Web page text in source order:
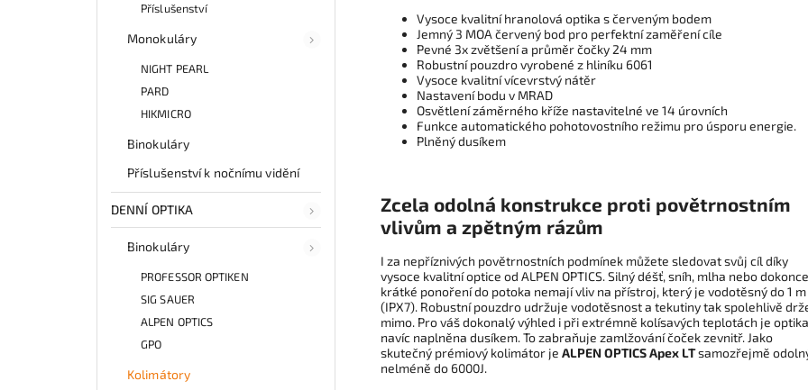
Příslušenství
Monokuláry
NIGHT PEARL
PARD
HIKMICRO
Binokuláry
Příslušenství k nočnímu vidění
DENNÍ OPTIKA
Binokuláry
PROFESSOR OPTIKEN
SIG SAUER
ALPEN OPTICS
GPO
Kolimátory
Vysoce kvalitní hranolová optika s červeným bodem
Jemný 3 MOA červený bod pro perfektní zaměření cíle
Pevné 3x zvětšení a průměr čočky 24 mm
Robustní pouzdro vyrobené z hliníku 6061
Vysoce kvalitní vícevrstvý nátěr
Nastavení bodu v MRAD
Osvětlení záměrného kříže nastavitelné ve 14 úrovních
Funkce automatického pohotovostního režimu pro úsporu energie.
Plněný dusíkem
Zcela odolná konstrukce proti povětrnostním
vlivům a zpětným rázům
I za nepříznivých povětrnostních podmínek můžete sledovat svůj cíl díky
vysoce kvalitní optice od ALPEN OPTICS. Silný déšť, sníh, mlha nebo dokonce
krátké ponoření do potoka nemají vliv na přístroj, který je vodotěsný do 1 m
(IPX7). Robustní pouzdro udržuje vodotěsnost a tekutiny tak spolehlivě
mimo. Pro váš dokonalý výhled i při extrémně kolísavých teplotách je optika
navíc naplněna dusíkem. To zabraňuje zamlžování čoček zevnitř. Jako
skutečný prémiový kolimátor je ALPEN OPTICS Apex LTsamozřejmě
nelméně do 6000J.